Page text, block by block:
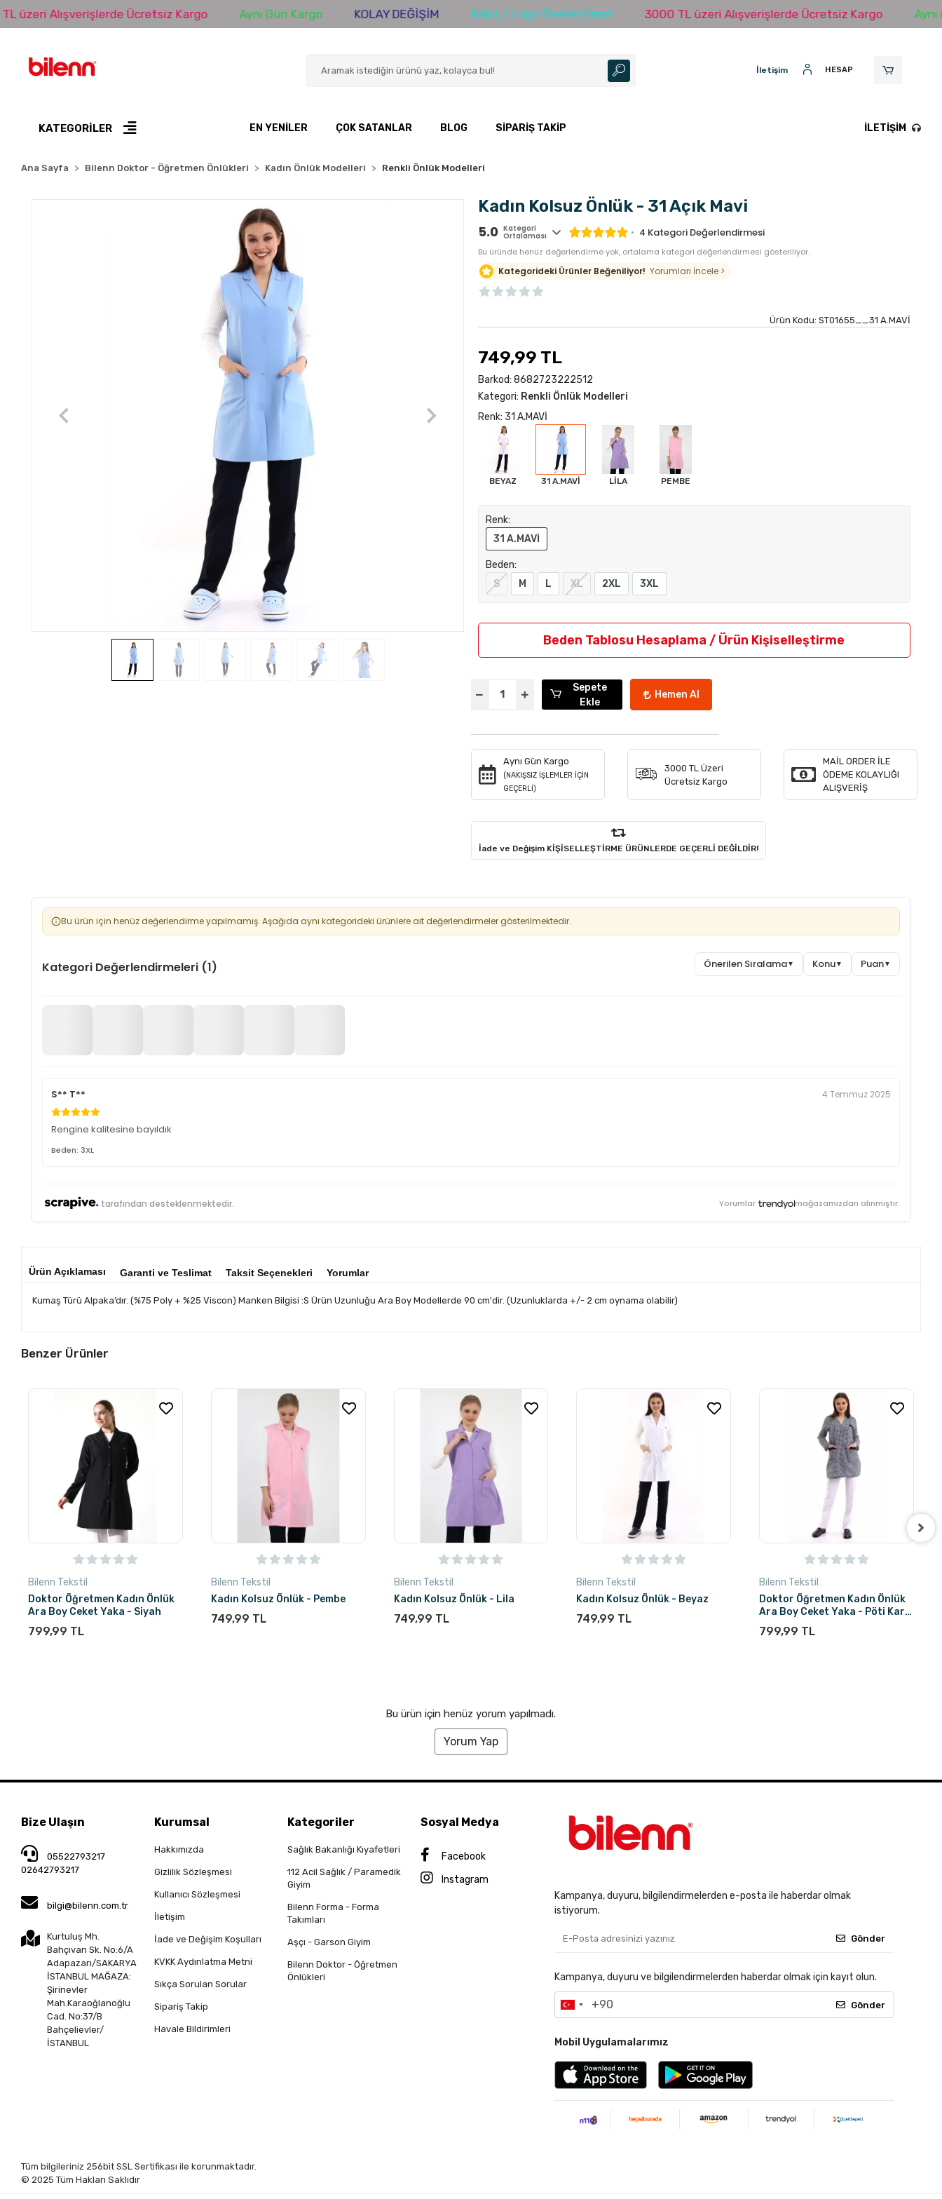
Alışverişlerde Ücretsiz Kargo Aynı Gün Kargo KOLAY DEĞİŞİM Nakış / Logo Özelleştirme 3000 TL üzeri Alışverişlerde Ücretsiz Kargo Aynı Gün
İletişim HESAP
KATEGORİLER EN YENILER ÇOK SATANLAR BLOG SIPARIŞ TAKIP İLETIŞIM
Ana Sayfa Bilenn Doktor - Öğretmen Önlükleri Kadın Önlük Modelleri Renkli Önlük Modelleri
Kadın Kolsuz Önlük - 31 Açık Mavi
5.0 Kategori
Ortalaması 4 Kategori Değerlendirmesi
Bu üründe henüz değerlendirme yok, ortalama kategori değerlendirmesi gösteriliyor.
Kategorideki Ürünler Beğeniliyor! Yorumları İncele >
Ürün Kodu: ST01655__31 A.MAVİ
749,99 TL
Barkod: 8682723222512
Kategori: Renkli Önlük Modelleri
Renk: 31 A.MAVİ
BEYAZ 31 A.MAVİ LİLA PEMBE
Renk:
31 A.MAVİ
Beden:
S
M L XL 2XL 3XL
Beden Tablosu Hesaplama / Ürün Kişiselleştirme
Sepete
Ekle
Hemen Al
Aynı Gün Kargo
(NAKIŞSIZ İŞLEMLER İÇİN
GEÇERLİ)
3000 TL Üzeri
Ücretsiz Kargo
MAİL ORDER İLE
ÖDEME KOLAYLIĞI
ALIŞVERİŞ
İade ve Değişim KİŞİSELLEŞTİRME ÜRÜNLERDE GEÇERLİ DEĞİLDİR!
Bu ürün için henüz değerlendirme yapılmamış. Aşağıda aynı kategorideki ürünlere ait değerlendirmeler gösterilmektedir.
Kategori Değerlendirmeleri (1) Önerilen Sıralama▼ Konu▼ Puan▼
S** T** 4 Temmuz 2025
Rengine kalitesine bayıldık
Beden: 3XL
tarafından desteklenmektedir. Yorumlar mağazamızdan alınmıştır.
Ürün Açıklaması Garanti ve Teslimat Taksit Seçenekleri Yorumlar
Kumaş Türü Alpaka’dır. (%75 Poly + %25 Viscon) Manken Bilgisi :S Ürün Uzunluğu Ara Boy Modellerde 90 cm'dir. (Uzunluklarda +/- 2 cm oynama olabilir)
Benzer Ürünler
Bilenn Tekstil
Doktor Öğretmen Kadın Önlük
Ara Boy Ceket Yaka - Siyah
799,99 TL
Bilenn Tekstil
Kadın Kolsuz Önlük - Pembe
749,99 TL
Bilenn Tekstil
Kadın Kolsuz Önlük - Lila
749,99 TL
Bilenn Tekstil
Kadın Kolsuz Önlük - Beyaz
749,99 TL
Bilenn Tekstil
Doktor Öğretmen Kadın Önlük
Ara Boy Ceket Yaka - Pöti Kare
Lacivert
799,99 TL
Bu ürün için henüz yorum yapılmadı.
Yorum Yap
Bize Ulaşın
05522793217
02642793217
bilgi@bilenn.com.tr
Kurtuluş Mh.
Bahçıvan Sk. No:6/A
Adapazarı/SAKARYA
İSTANBUL MAĞAZA:
Şirinevler
Mah.Karaoğlanoğlu
Cad. No:37/B
Bahçelievler/
İSTANBUL
Kurumsal
Hakkımızda
Gizlilik Sözleşmesi
Kullanıcı Sözleşmesi
İletişim
İade ve Değişim Koşulları
KVKK Aydınlatma Metni
Sıkça Sorulan Sorular
Sipariş Takip
Havale Bildirimleri
Kategoriler
Sağlık Bakanlığı Kıyafetleri
112 Acil Sağlık / Paramedik
Giyim
Bilenn Forma - Forma
Takımları
Aşçı - Garson Giyim
Bilenn Doktor - Öğretmen
Önlükleri
Sosyal Medya
Facebook
Instagram
Kampanya, duyuru, bilgilendirmelerden e-posta ile haberdar olmak
istiyorum.
Gönder
Kampanya, duyuru ve bilgilendirmelerden haberdar olmak için kayıt olun.
Gönder
Mobil Uygulamalarımız
Tüm bilgileriniz 256bit SSL Sertifikası ile korunmaktadır.
© 2025Tüm Hakları Saklıdır